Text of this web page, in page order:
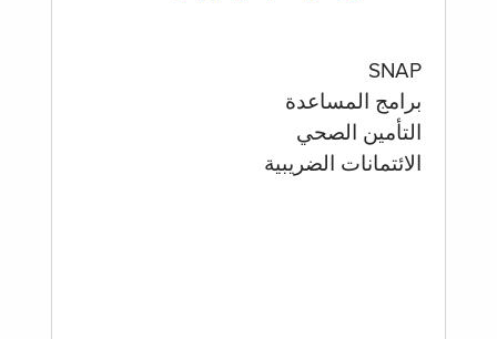
SNAP
برامج المساعدة
التأمين الصحي
الائتمانات الضريبية